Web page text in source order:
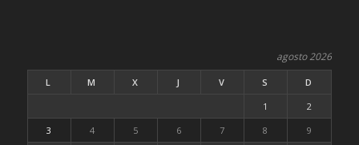
agosto 2026
L M X J V S
D
1
2
3
4 5 6 7 8
9